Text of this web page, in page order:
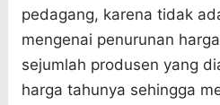
pedagang, karena tidak
mengenai penurunan
sejumlah produsen yang
harga tahunya sehingga